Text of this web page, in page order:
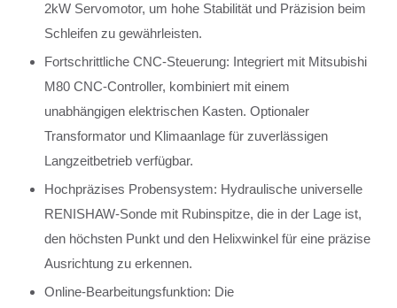
2kW Servomotor, um hohe Stabilität und Präzision beim
Schleifen zu gewährleisten.
Fortschrittliche CNC-Steuerung: Integriert mit Mitsubishi
M80 CNC-Controller, kombiniert mit einem
unabhängigen elektrischen Kasten. Optionaler
Transformator und Klimaanlage für zuverlässigen
Langzeitbetrieb verfügbar.
Hochpräzises Probensystem: Hydraulische universelle
RENISHAW-Sonde mit Rubinspitze, die in der Lage ist,
den höchsten Punkt und den Helixwinkel für eine präzise
Ausrichtung zu erkennen.
Online-Bearbeitungsfunktion: Die